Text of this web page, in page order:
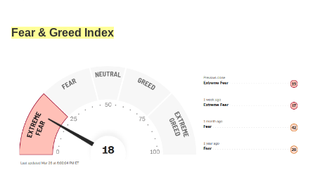
Fear & Greed Index